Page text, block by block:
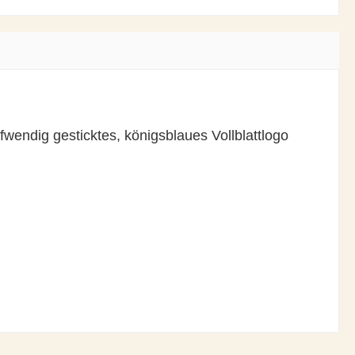
gesticktes, königsblaues Vollblattlogo